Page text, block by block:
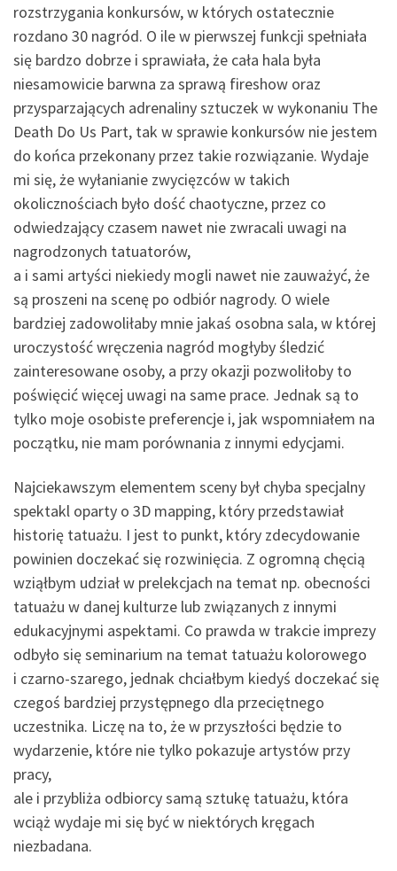
rozstrzygania konkursów, w których ostatecznie
rozdano 30 nagród. O ile w pierwszej funkcji spełniała
się bardzo dobrze i sprawiała, że cała hala była
niesamowicie barwna za sprawą fireshow oraz
przysparzających adrenaliny sztuczek w wykonaniu The
Death Do Us Part, tak w sprawie konkursów nie jestem
do końca przekonany przez takie rozwiązanie. Wydaje
mi się, że wyłanianie zwycięzców w takich
okolicznościach było dość chaotyczne, przez co
odwiedzający czasem nawet nie zwracali uwagi na
nagrodzonych tatuatorów,
a i sami artyści niekiedy mogli nawet nie zauważyć, że
są proszeni na scenę po odbiór nagrody. O wiele
bardziej zadowoliłaby mnie jakaś osobna sala, w której
uroczystość wręczenia nagród mogłyby śledzić
zainteresowane osoby, a przy okazji pozwoliłoby to
poświęcić więcej uwagi na same prace. Jednak są to
tylko moje osobiste preferencje i, jak wspomniałem na
początku, nie mam porównania z innymi edycjami.
Najciekawszym elementem sceny był chyba specjalny
spektakl oparty o 3D mapping, który przedstawiał
historię tatuażu. I jest to punkt, który zdecydowanie
powinien doczekać się rozwinięcia. Z ogromną chęcią
wziąłbym udział w prelekcjach na temat np. obecności
tatuażu w danej kulturze lub związanych z innymi
edukacyjnymi aspektami. Co prawda w trakcie imprezy
odbyło się seminarium na temat tatuażu kolorowego
i czarno-szarego, jednak chciałbym kiedyś doczekać się
czegoś bardziej przystępnego dla przeciętnego
uczestnika. Liczę na to, że w przyszłości będzie to
wydarzenie, które nie tylko pokazuje artystów przy
pracy,
ale i przybliża odbiorcy samą sztukę tatuażu, która
wciąż wydaje mi się być w niektórych kręgach
niezbadana.